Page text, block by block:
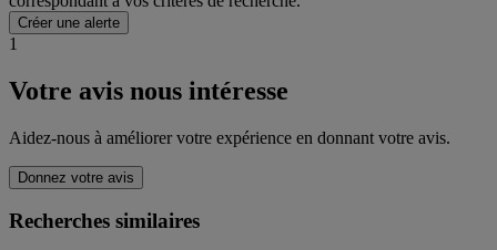
Créer une alerte
1
Votre avis nous intéresse
Aidez-nous à améliorer votre expérience en donnant votre avis.
Donnez votre avis
Recherches similaires